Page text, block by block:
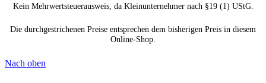
Kein Mehrwertsteuerausweis, da Kleinunternehmer nach §19 (1) UStG.
Die durchgestrichenen Preise entsprechen dem bisherigen Preis in diesem
Online-Shop.
Nach oben